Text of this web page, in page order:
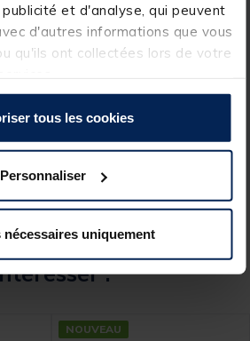
et d'analyse, qui peuvent
d'autres informations que vous
qu'ils ont collectées lors de votre
tous les cookies
Personnaliser
nécessaires uniquement
204079-1
AQUATREKK
pourraient vous
:
NOUVEAU